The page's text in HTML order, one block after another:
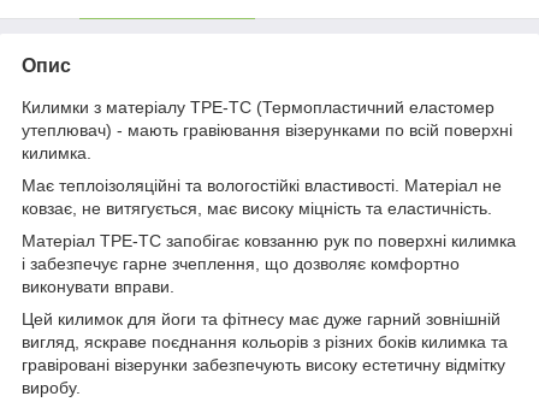
Опис
Килимки з матеріалу TPE-TC (Термопластичний еластомер
утеплювач) - мають гравіювання візерунками по всій поверхні
килимка.
Має теплоізоляційні та вологостійкі властивості. Матеріал не
ковзає, не витягується, має високу міцність та еластичність.
Матеріал TPE-TC запобігає ковзанню рук по поверхні килимка
і забезпечує гарне зчеплення, що дозволяє комфортно
виконувати вправи.
Цей килимок для йоги та фітнесу має дуже гарний зовнішній
вигляд, яскраве поєднання кольорів з різних боків килимка та
гравіровані візерунки забезпечують високу естетичну відмітку
виробу.